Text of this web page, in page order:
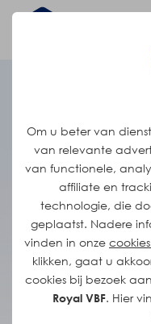
Om u beter van
van relevante
van functionele,
affiliate en
technologie, die
geplaatst. Nadere
vinden in onze
klikken, gaat u
cookies bij bezoek
Royal VBF. Hier
Locatie: Zelhem
Fulltime (38 uur)
MBO niveau 3
Salaris vanaf